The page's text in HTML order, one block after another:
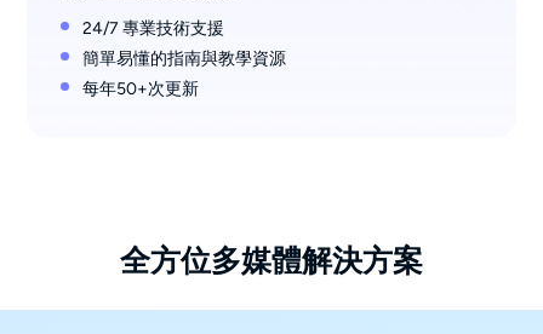
24/7 專業技術支援
簡單易懂的指南與教學資源
每年50+次更新
全方位多媒體解決方案